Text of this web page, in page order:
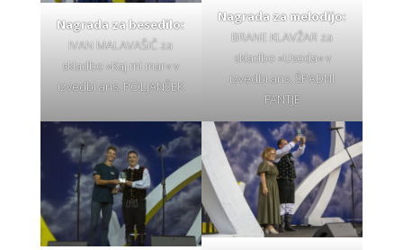
Nagrada za besedilo:
IVAN MALAVAŠIČ za
skladbo »Kaj mi mar« v
izvedbi ans. POLJANŠEK
Nagrada za melodijo:
BRANE KLAVŽAR za
skladbo »Usoda« v
izvedbi ans. ŠPADNI
FANTJE